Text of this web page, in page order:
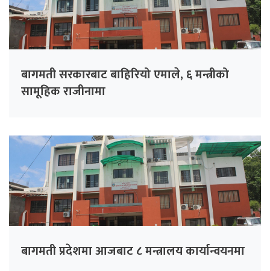
बागमती सरकारबाट बाहिरियो एमाले, ६ मन्त्रीको
सामूहिक राजीनामा
बागमती प्रदेशमा आजबाट ८ मन्त्रालय कार्यान्वयनमा